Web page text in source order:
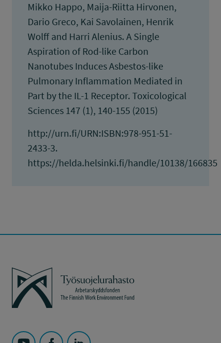
Mikko Happo, Maija-Riitta Hirvonen,
Dario Greco, Kai Savolainen, Henrik
Wolff and Harri Alenius. A Single
Aspiration of Rod-like Carbon
Nanotubes Induces Asbestos-like
Pulmonary Inflammation Mediated in
Part by the IL-1 Receptor. Toxicological
Sciences 147 (1), 140-155 (2015)
http://urn.fi/URN:ISBN:978-951-51-
2433-3.
https://helda.helsinki.fi/handle/10138/166835
Työsuojelurahasto